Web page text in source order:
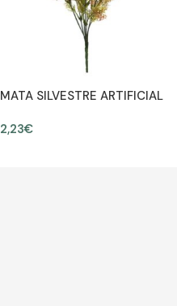
MATA SILVESTRE ARTIFICIAL
2,23€